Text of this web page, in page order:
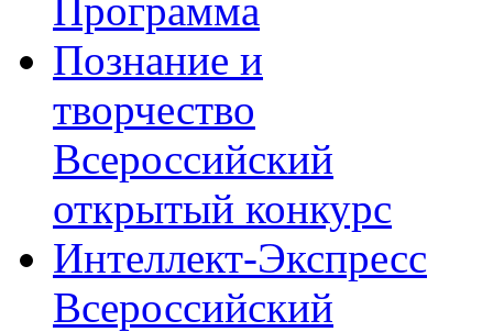
Программа
Познание и
творчество
Всероссийский
открытый конкурс
Интеллект-Экспресс
Всероссийский